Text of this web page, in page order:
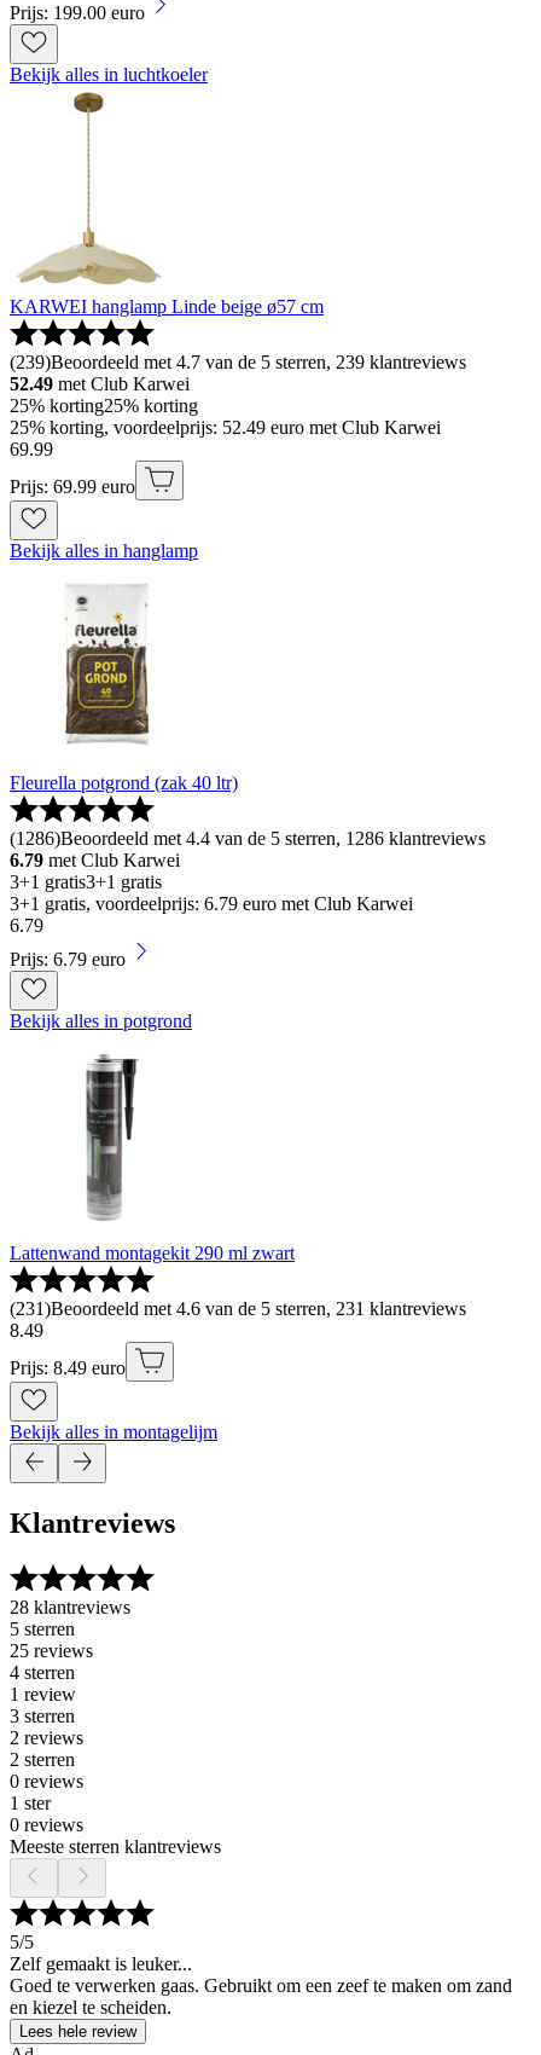
Prijs: 199.00 euro
Bekijk alles in luchtkoeler
KARWEI hanglamp Linde beige ø57 cm
(239)Beoordeeld met 4.7 van de 5 sterren, 239 klantreviews
52.49 met Club Karwei
25% korting25% korting
25% korting, voordeelprijs: 52.49 euro met Club Karwei
69.99
Prijs: 69.99 euro
Bekijk alles in hanglamp
Fleurella potgrond (zak 40 ltr)
(1286)Beoordeeld met 4.4 van de 5 sterren, 1286 klantreviews
6.79 met Club Karwei
3+1 gratis3+1 gratis
3+1 gratis, voordeelprijs: 6.79 euro met Club Karwei
6.79
Prijs: 6.79 euro
Bekijk alles in potgrond
Lattenwand montagekit 290 ml zwart
(231)Beoordeeld met 4.6 van de 5 sterren, 231 klantreviews
8.49
Prijs: 8.49 euro
Bekijk alles in montagelijm
Klantreviews
28 klantreviews
5 sterren
25 reviews
4 sterren
1 review
3 sterren
2 reviews
2 sterren
0 reviews
1 ster
0 reviews
Meeste sterren klantreviews
5/5
Zelf gemaakt is leuker...
Goed te verwerken gaas. Gebruikt om een zeef te maken om zand
en kiezel te scheiden.
Lees hele review